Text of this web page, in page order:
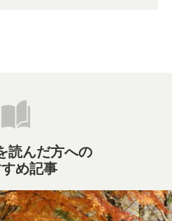
読んだ方への
め記事